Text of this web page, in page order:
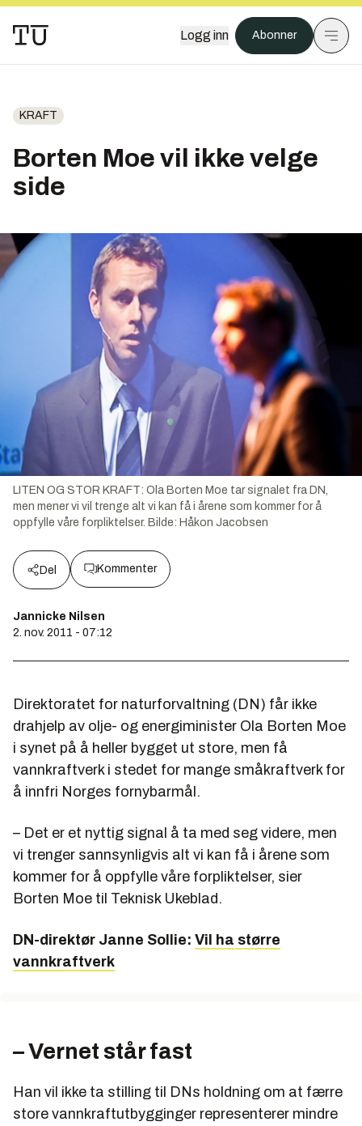
Logg inn Abonner
KRAFT
Borten Moe vil ikke velge
side
LITEN OG STOR KRAFT: Ola Borten Moe tar signalet fra DN,
men mener vi vil trenge alt vi kan få i årene som kommer for å
oppfylle våre forpliktelser. Bilde: Håkon Jacobsen
Del Kommenter
Jannicke Nilsen
2. nov. 2011 - 07:12
Direktoratet for naturforvaltning (DN) får ikke
drahjelp av olje- og energiminister Ola Borten Moe
i synet på å heller bygget ut store, men få
vannkraftverk i stedet for mange småkraftverk for
å innfri Norges fornybarmål.
– Det er et nyttig signal å ta med seg videre, men
vi trenger sannsynligvis alt vi kan få i årene som
kommer for å oppfylle våre forpliktelser, sier
Borten Moe til Teknisk Ukeblad.
DN-direktør Janne Sollie: Vil ha større
vannkraftverk
– Vernet står fast
Han vil ikke ta stilling til DNs holdning om at færre
store vannkraftutbygginger representerer mindre